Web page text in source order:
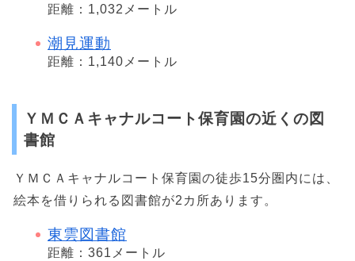
距離：1,032メートル
潮見運動
距離：1,140メートル
ＹＭＣＡキャナルコート保育園の近くの図
書館
ＹＭＣＡキャナルコート保育園の徒歩15分圏内には、
絵本を借りられる図書館が2カ所あります。
東雲図書館
距離：361メートル